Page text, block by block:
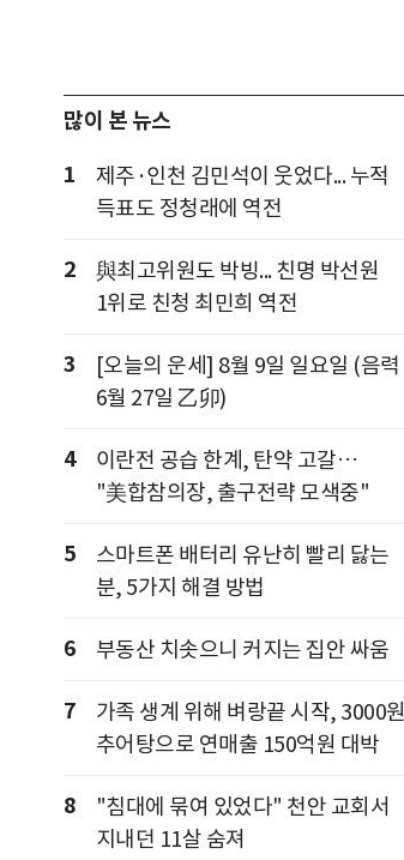
많이 본 뉴스
1
제주·인천 김민석이 웃었다... 누적
득표도 정청래에 역전
2
與최고위원도 박빙... 친명 박선원
1위로 친청 최민희 역전
3
[오늘의 운세] 8월 9일 일요일 (음력
6월 27일 乙卯)
4
이란전 공습 한계, 탄약 고갈…
"美합참의장, 출구전략 모색중"
5
스마트폰 배터리 유난히 빨리 닳는
분, 5가지 해결 방법
6 부동산 치솟으니 커지는 집안 싸움
7
가족 생계 위해 벼랑끝 시작, 3000원
추어탕으로 연매출 150억원 대박
8
"침대에 묶여 있었다" 천안 교회서
지내던 11살 숨져